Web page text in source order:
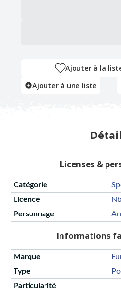
Ajouter à la
Ajouter à une liste
Licenses &
Catégorie
Licence
Personnage
Informations
Marque
Type
Particularité